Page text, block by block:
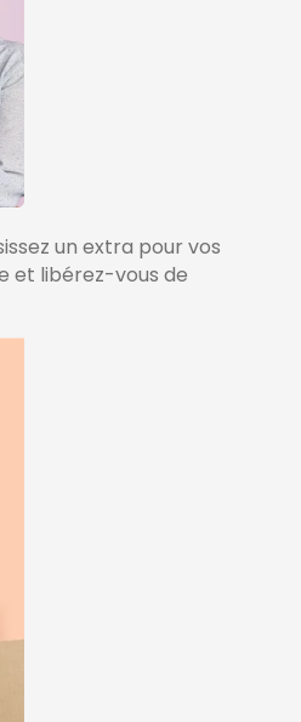
un extra pour vos
et libérez-vous de